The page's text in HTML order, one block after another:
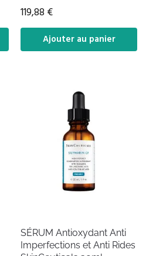
119,88 €
Ajouter au panier
SÉRUM Antioxydant Anti
Imperfections et Anti Rides